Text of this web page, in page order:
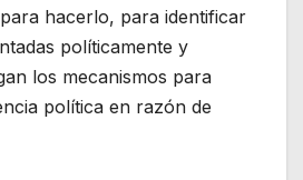
hacerlo, para identificar
políticamente y
los mecanismos para
política en razón de